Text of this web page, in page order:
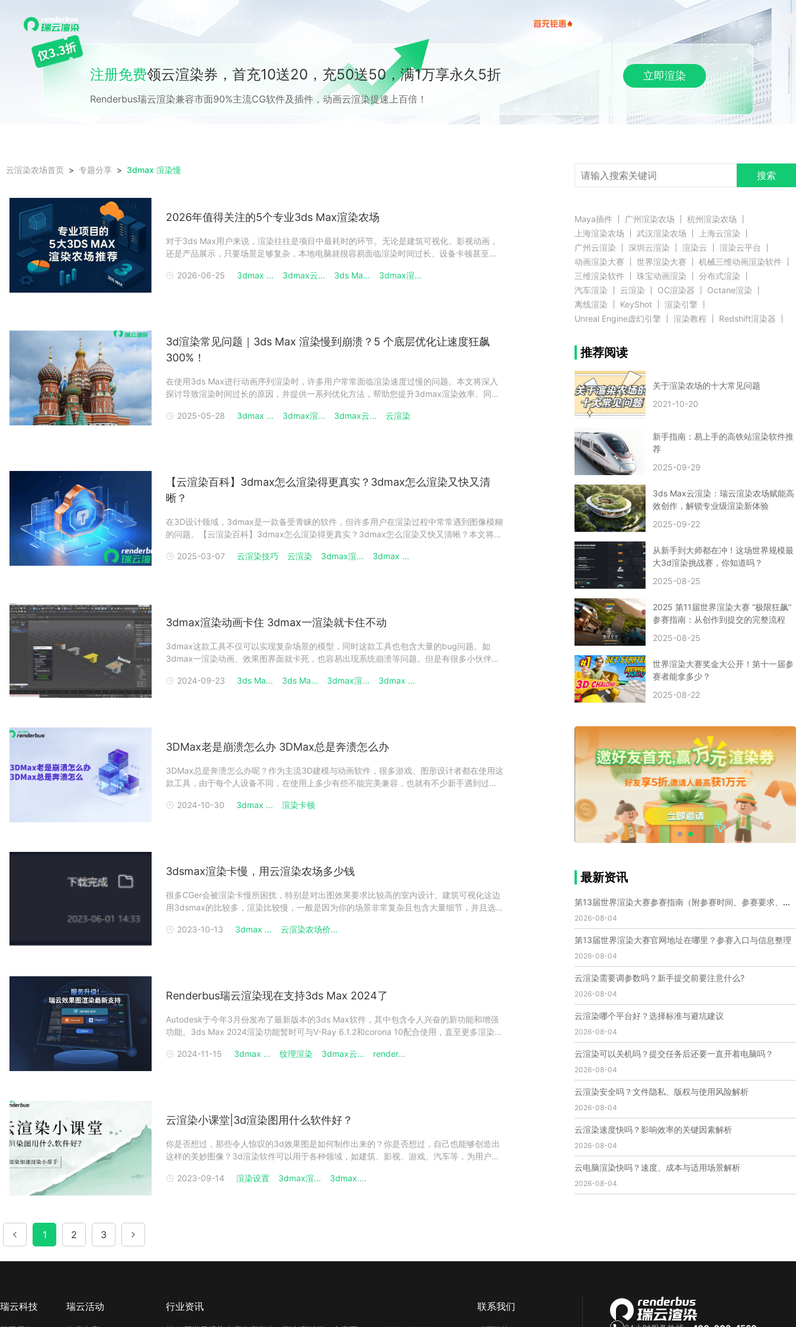
产品与服务 登录
注册免费领云渲染券，首充10送20，充50送50，满1万享永久5折
Renderbus瑞云渲染兼容市面90%主流CG软件及插件，动画云渲染提速上百倍！
立即渲染
云渲染农场首页 专题分享 3dmax 渲染慢
2026年值得关注的5个专业3ds Max渲染农场
对于3ds Max用户来说，渲染往往是项目中最耗时的环节。无论是建筑可视化、影视动画，
还是产品展示，只要场景足够复杂，本地电脑就很容易面临渲染时间过长、设备卡顿甚至崩
单来说，渲染农场是由大量高性能计算机组成的云端算力平台，可以将3D场景或动画帧拆分
2026-06-25 3dmax ... 3dmax云... 3ds Ma... 3dmax渲...
3d渲染常见问题｜3ds Max 渲染慢到崩溃？5 个底层优化让速度狂飙
300%！
在使用3ds Max进行动画序列渲染时，许多用户常常面临渲染速度过慢的问题。本文将深入
探讨导致渲染时间过长的原因，并提供一系列优化方法，帮助您提升3dmax渲染效率。同
Max渲染时间长的原因1、场景复杂：模型面数过多、材质和纹理过于复杂、灯光数量多等都
2025-05-28 3dmax ... 3dmax渲... 3dmax云... 云渲染
【云渲染百科】3dmax怎么渲染得更真实？3dmax怎么渲染又快又清
晰？
在3D设计领域，3dmax是一款备受青睐的软件，但许多用户在渲染过程中常常遇到图像模糊
的问题。【云渲染百科】3dmax怎么渲染得更真实？3dmax怎么渲染又快又清晰？本文将为
晰度。通过优化渲染参数和使用高效的渲染技巧，你将能够轻松实现高质量的渲染效果。
2025-03-07 云渲染技巧 云渲染 3dmax渲... 3dmax ...
3dmax渲染动画卡住 3dmax一渲染就卡住不动
3dmax这款工具不仅可以实现复杂场景的模型，同时这款工具也包含大量的bug问题。如
3dmax一渲染动画、效果图界面就卡死，也容易出现系统崩溃等问题。但是有很多小伙伴都
下角【输入法】，在【设置】中选择【微软拼音输入法】，在点击【常规】。2、找到【微软
2024-09-23 3ds Ma... 3ds Ma... 3dmax渲... 3dmax ...
3DMax老是崩溃怎么办 3DMax总是奔溃怎么办
3DMax总是奔溃怎么办呢？作为主流3D建模与动画软件，很多游戏、图形设计者都在使用这
款工具，由于每个人设备不同，在使用上多少有些不能完美兼容，也就有不少新手遇到过
有：损坏的文件；不兼容的硬件；过时的驱动程序；电脑系统低于3Dmax最低要求等。下面
2024-10-30 3dmax ... 渲染卡顿
3dsmax渲染卡慢，用云渲染农场多少钱
很多CGer会被渲染卡慢所困扰，特别是对出图效果要求比较高的室内设计、建筑可视化这边
用3dsmax的比较多，渲染比较慢，一般是因为你的场景非常复杂且包含大量细节，并且选
踪设置，渲染速度也可能会受到影响。如果你的计算机硬件性能不够强大，比如CPU、GPU
2023-10-13 3dmax ... 云渲染农场价...
Renderbus瑞云渲染现在支持3ds Max 2024了
Autodesk于今年3月份发布了最新版本的3ds Max软件，其中包含令人兴奋的新功能和增强
功能。3ds Max 2024渲染功能暂时可与V-Ray 6.1.2和corona 10配合使用，直至更多渲染引
材质编辑器：使用QT并提供更高可定
2024-11-15 3dmax ... 纹理渲染 3dmax云... render...
云渲染小课堂|3d渲染图用什么软件好？
你是否想过，那些令人惊叹的3d效果图是如何制作出来的？你是否想过，自己也能够创造出
这样的美妙图像？3d渲染软件可以用于各种领域，如建筑、影视、游戏、汽车等，为用户提
准和建议选择3d渲染软件时，需要考虑多方面的因素，如渲染效果、渲染速度、易用性、兼
2023-09-14 渲染设置 3dmax渲... 3dmax ...
1 2 3
搜索
Maya插件 广州渲染农场
杭州渲染农场
上海渲染农场
武汉渲染农场
上海云渲染
广州云渲染
深圳云渲染 渲染云
渲染云平台
动画渲染大赛
世界渲染大赛
机械三维动画渲染软件
三维渲染软件
珠宝动画渲染
分布式渲染
汽车渲染
云渲染 OC渲染器
Octane渲染
离线渲染
KeyShot
渲染引擎
Unreal Engine虚幻引擎
渲染教程
Redshift渲染器
推荐阅读
3D模型教程
云渲染农场使用教程
渲染图黑色
云渲染农场价格
建筑效果图渲染
渲染速度慢
贴图教程
CG角色制作心得
动画渲染 在线渲染
渲染技巧
雕刻3D模型
Blender云端渲染
maya渲染 CG动画
动画制作
Blender
CG渲染 渲染农场
3dmax云端渲染
渲染图
CG原画
clarisse教程
拟真人物制作 实时渲染
视觉效果
视觉特效
特效 VRay制作案例
VFX案例
手动渲染农场
云渲染小课堂
CPU渲染
Arnold案例
vr渲染器
效果图渲染 免费云渲染
Autodesk
2D转3D
SU渲染 圣诞短片
风暴幽灵船
云渲染大咖专访
CG电影云渲染案例
Houdini建模案例
CG人物制作
Maya基础知识
Blender渲染技巧
3ds Max资讯
3ds Max教程
CG软件资讯
3d云渲染
3dmax渲染
Substance Painter
vray网络渲染
SAAS渲染农场
Lumion
ZBrush技巧
SketchUp教程
3dmax 渲染慢
渲染卡顿
云渲染怎么收费
纹理渲染
全局光引擎
渲染溢色
EEVEE渲染器
C4D教程
Corona降噪器
奥斯卡 电影
建模渲染
人物建模渲染
在线建模渲染
北京渲染农场
成都动画渲染
免费渲染农场
网络渲染农场
个人渲染农场
小型渲染农场
自建渲染农场
视频渲染农场
渲染农场软件
cpu渲染农场
渲染农场费用
渲染农场下载
模型软件
建模渲染软件
三维建模渲染
3d建模渲染
云渲染农场
C4D渲染农场
渲染农场收费
云渲染农场价格
瑞云渲染农场价格
动画渲染农场
第十一届世界渲染大赛
世界渲染大赛时间
世界渲染大赛官网
国际渲染大赛
国际渲染大赛排名
世界渲染大赛软件
瑞云官网
瑞云科技 端云
瑞云渲染官网
网络渲染软件
云渲染服务
云渲染怎么收费
云渲染怎么用
云渲染技术
云渲染原理 云渲染插件
云渲染软件
云渲染引擎
云渲染主机
云渲染软件厂家
免费云渲染
云渲染网站
云渲染收费 云渲染厂家
云渲染厂商
瑞云渲染大赛
3d渲染大赛
CG动画渲染大赛
瑞云渲染大赛报名页
瑞云渲染大赛奖项
瑞云渲染大赛历届大赛回顾
云渲染电脑
云渲染配置 云主机渲染
视频云渲染
实时渲染云
推荐阅读
关于渲染农场的十大常见问题
2021-10-20
新手指南：易上手的高铁站渲染软件推
荐
2025-09-29
3ds Max云渲染：瑞云渲染农场赋能高
效创作，解锁专业级渲染新体验
2025-09-22
从新手到大师都在冲！这场世界规模最
大3d渲染挑战赛，你知道吗？
2025-08-25
2025 第11届世界渲染大赛 “极限狂飙”
参赛指南：从创作到提交的完整流程
2025-08-25
世界渲染大赛奖金大公开！第十一届参
赛者能拿多少？
2025-08-22
最新资讯
第13届世界渲染大赛参赛指南（附参赛时间、参赛要求、赛事奖励等）
2026-08-04
第13届世界渲染大赛官网地址在哪里？参赛入口与信息整理
2026-08-04
云渲染需要调参数吗？新手提交前要注意什么?
2026-08-04
云渲染哪个平台好？选择标准与避坑建议
2026-08-04
云渲染可以关机吗？提交任务后还要一直开着电脑吗？
2026-08-04
云渲染安全吗？文件隐私、版权与使用风险解析
2026-08-04
云渲染速度快吗？影响效率的关键因素解析
2026-08-04
云电脑渲染快吗？速度、成本与适用场景解析
2026-08-04
瑞云科技 瑞云活动 行业资讯 联系我们